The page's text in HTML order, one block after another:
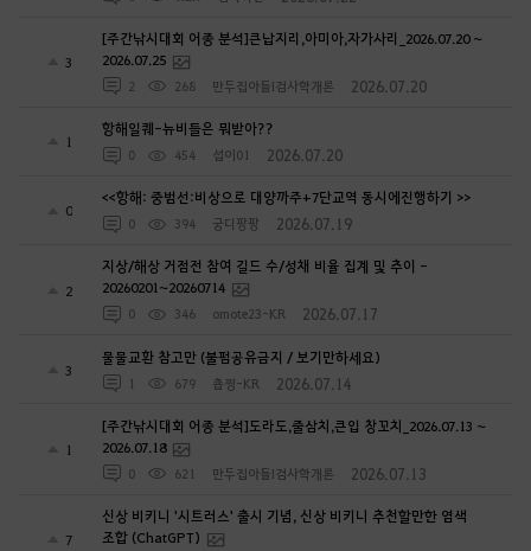
3
[주간낚시대회 어종 분석]큰납지리,아미아,자가사리_2026.07.20 ~
2026.07.25
2 268 만두집아들I검사학개론 2026.07.20
1
항해일퀘-뉴비들은 뭐받아??
0 454 섭이01 2026.07.20
0
<<항해: 중범선:비상으로 대양까주+7단교역 동시에진행하기 >>
0 394 궁디팡팡 2026.07.19
2
지상/해상 거점전 참여 길드 수/성채 비율 집계 및 추이 -
20260201~20260714
0 346 omote23-KR 2026.07.17
3
물물교환 참고만 (불펌공유금지 / 보기만하세요)
1 679 춉찡-KR 2026.07.14
1
[주간낚시대회 어종 분석]도라도,줄삼치,큰입 창꼬치_2026.07.13 ~
2026.07.18
0 621 만두집아들I검사학개론 2026.07.13
7
신상 비키니 '시트러스' 출시 기념, 신상 비키니 추천할만한 염색
조합 (ChatGPT)